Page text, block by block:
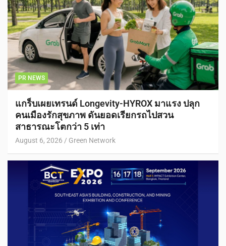
PR NEWS
แกร็บเผยเทรนด์ Longevity-HYROX มาแรง ปลุก
คนเมืองรักสุขภาพ ดันยอดเรียกรถไปสวน
สาธารณะโตกว่า 5 เท่า
August 6, 2026 Green Network